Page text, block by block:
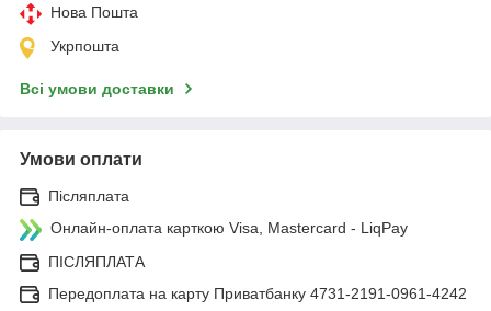
Нова Пошта
Укрпошта
Всі умови доставки
Умови оплати
Післяплата
Онлайн-оплата карткою Visa, Mastercard - LiqPay
ПІСЛЯПЛАТА
Передоплата на карту Приватбанку 4731-2191-0961-4242